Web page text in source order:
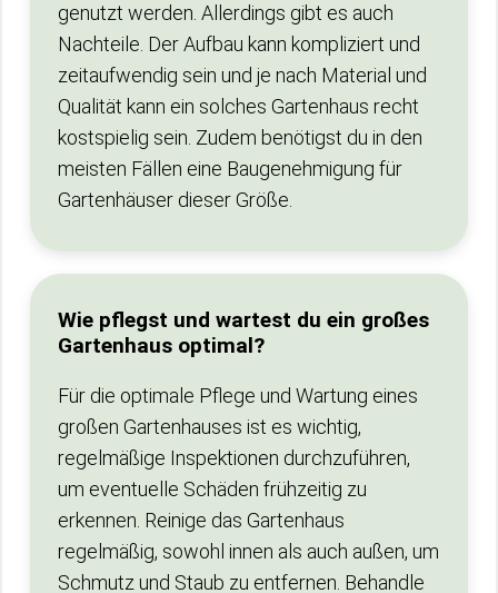
genutzt werden. Allerdings gibt es auch
Nachteile. Der Aufbau kann kompliziert und
zeitaufwendig sein und je nach Material und
Qualität kann ein solches Gartenhaus recht
kostspielig sein. Zudem benötigst du in den
meisten Fällen eine Baugenehmigung für
Gartenhäuser dieser Größe.
Wie pflegst und wartest du ein großes
Gartenhaus optimal?
Für die optimale Pflege und Wartung eines
großen Gartenhauses ist es wichtig,
regelmäßige Inspektionen durchzuführen,
um eventuelle Schäden frühzeitig zu
erkennen. Reinige das Gartenhaus
regelmäßig, sowohl innen als auch außen, um
Schmutz und Staub zu entfernen. Behandle